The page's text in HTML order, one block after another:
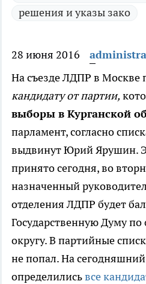
решения и указы зако
28 июня 2016
На съезде ЛДПР в Москве
кандидату от партии,
выборы в Курганской
парламент, согласно
выдвинут Юрий Ярушин.
принято сегодня, во
назначенный
отделения ЛДПР будет
Государственную Думу
округу. В партийные
не попал. На
определилисьвсе